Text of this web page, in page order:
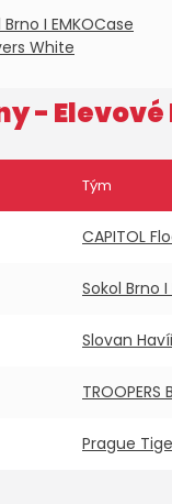
Brno I EMKOCase
White
- Elevové
Tým
CAPITOL
Sokol Brno
Slovan
TROOPERS
Prague